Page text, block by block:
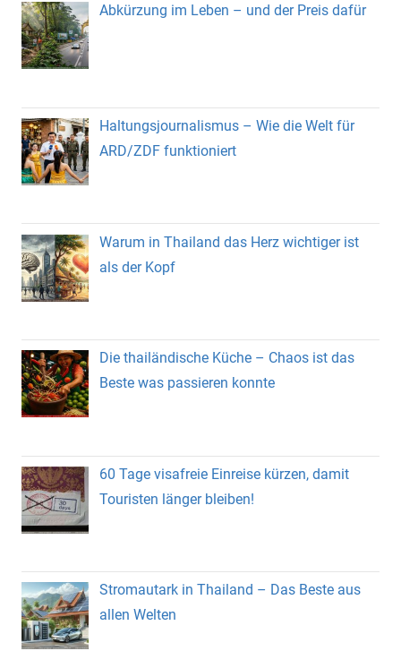
Abkürzung im Leben – und der Preis dafür
Haltungsjournalismus – Wie die Welt für
ARD/ZDF funktioniert
Warum in Thailand das Herz wichtiger ist
als der Kopf
Die thailändische Küche – Chaos ist das
Beste was passieren konnte
60 Tage visafreie Einreise kürzen, damit
Touristen länger bleiben!
Stromautark in Thailand – Das Beste aus
allen Welten